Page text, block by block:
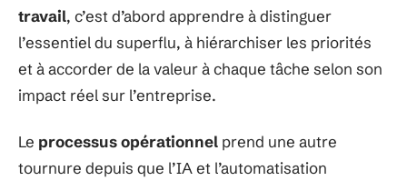
travail, c’est d’abord apprendre à distinguer
l’essentiel du superflu, à hiérarchiser les priorités
et à accorder de la valeur à chaque tâche selon son
impact réel sur l’entreprise.
Le processus opérationnel prend une autre
tournure depuis que l’IA et l’automatisation